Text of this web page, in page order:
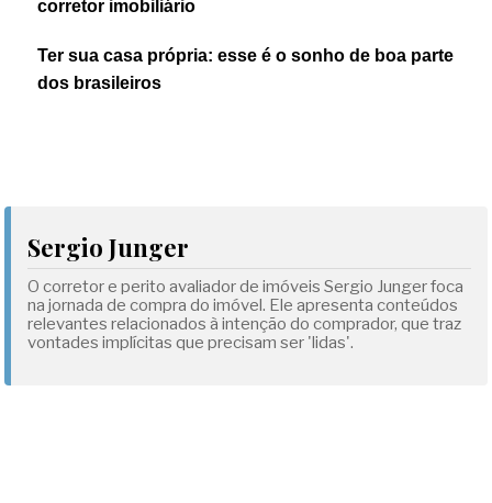
corretor imobiliário
Ter sua casa própria: esse é o sonho de boa parte
dos brasileiros
Sergio Junger
O corretor e perito avaliador de imóveis Sergio Junger foca
na jornada de compra do imóvel. Ele apresenta conteúdos
relevantes relacionados à intenção do comprador, que traz
vontades implícitas que precisam ser 'lidas'.